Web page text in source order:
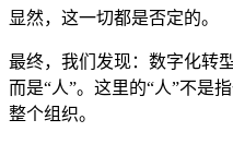
显然，这一切都是否定的。
最终，我们发现：数字化转
而是“人”。这里的“人”不是
整个组织。